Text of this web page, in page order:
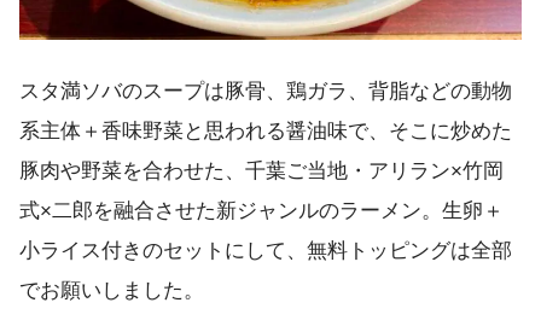
スタ満ソバのスープは豚骨、鶏ガラ、背脂などの動物
系主体＋香味野菜と思われる醤油味で、そこに炒めた
豚肉や野菜を合わせた、千葉ご当地・アリラン×竹岡
式×二郎を融合させた新ジャンルのラーメン。生卵＋
小ライス付きのセットにして、無料トッピングは全部
でお願いしました。